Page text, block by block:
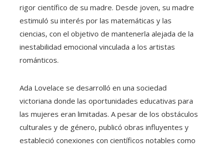
rigor científico de su madre. Desde joven, su madre
estimuló su interés por las matemáticas y las
ciencias, con el objetivo de mantenerla alejada de la
inestabilidad emocional vinculada a los artistas
románticos.
Ada Lovelace se desarrolló en una sociedad
victoriana donde las oportunidades educativas para
las mujeres eran limitadas. A pesar de los obstáculos
culturales y de género, publicó obras influyentes y
estableció conexiones con científicos notables como